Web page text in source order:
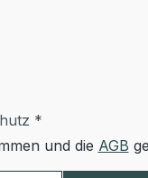
*
und die AGB